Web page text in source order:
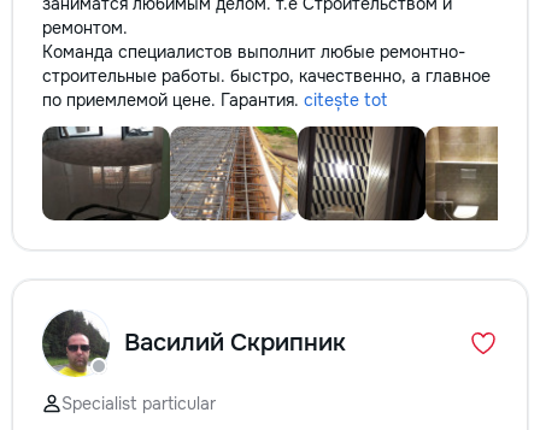
ремонтом.
Команда специалистов выполнит любые ремонтно-
строительные работы. быстро, качественно, а главное
по приемлемой цене. Гарантия. citește tot
Василий Скрипник
Specialist particular